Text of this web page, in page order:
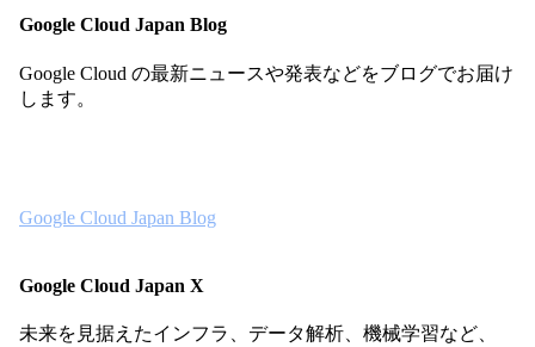
Google Cloud Japan Blog
Google Cloud の最新ニュースや発表などをブログでお届け
します。
Google Cloud Japan Blog
Google Cloud Japan X
未来を見据えたインフラ、データ解析、機械学習など、